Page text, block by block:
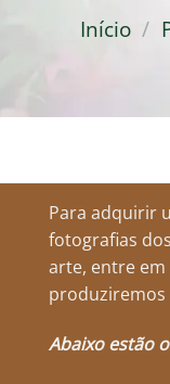
Início /
Para adquirir
fotografias
arte, entre
produziremos
Abaixo estão